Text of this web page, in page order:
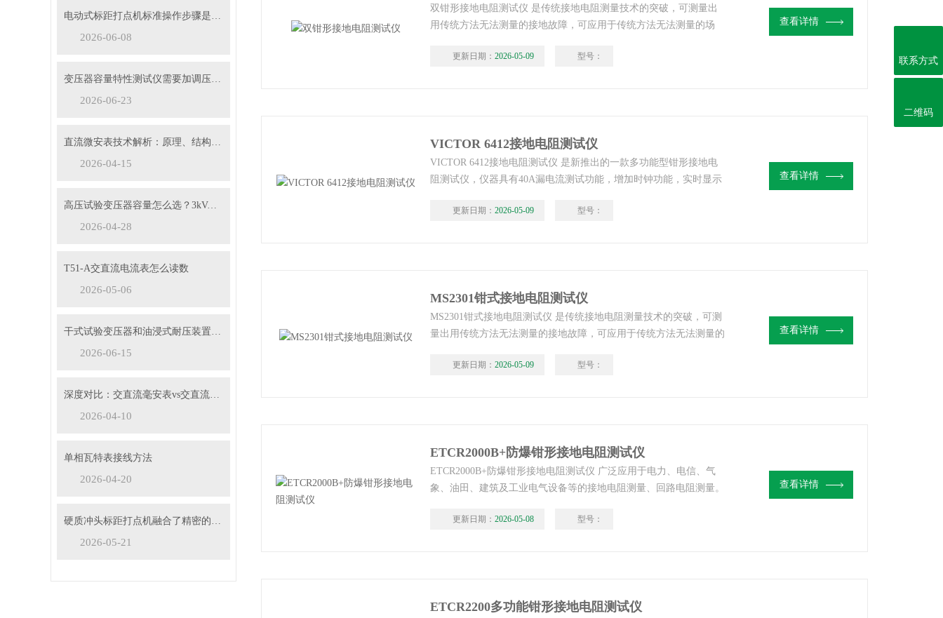
电动式标距打点机标准操作步骤是什么？5mm/10mm 标距怎么切换？
2026-06-08
变压器容量特性测试仪需要加调压器吗？
2026-06-23
直流微安表技术解析：原理、结构与应用要点
2026-04-15
高压试验变压器容量怎么选？3kVA、5kVA、10kVA够用吗
2026-04-28
T51-A交直流电流表怎么读数
2026-05-06
干式试验变压器和油浸式耐压装置有什么区别？
2026-06-15
深度对比：交直流毫安表vs交直流安培表vs交直流伏特表
2026-04-10
单相瓦特表接线方法
2026-04-20
硬质冲头标距打点机融合了精密的机械传动与弹性冲击技术
2026-05-21
双钳形接地电阻测试仪 是传统接地电阻测量技术的突破，可测量出
用传统方法无法测量的接地故障，可应用于传统方法无法测量的场
合值。更新日期： 2026-05-09 型号：
查看详情
VICTOR 6412接地电阻测试仪
VICTOR 6412接地电阻测试仪 是新推出的一款多功能型钳形接地电
阻测试仪，仪器具有40A漏电流测试功能，增加时钟功能，实时显示
更新日期： 2026-05-09 型号：
查看详情
MS2301钳式接地电阻测试仪
MS2301钳式接地电阻测试仪 是传统接地电阻测量技术的突破，可测
量出用传统方法无法测量的接地故障，可应用于传统方法无法测量的
综合值。更新日期： 2026-05-09 型号：
查看详情
ETCR2000B+防爆钳形接地电阻测试仪
ETCR2000B+防爆钳形接地电阻测试仪 广泛应用于电力、电信、气
象、油田、建筑及工业电气设备等的接地电阻测量、回路电阻测量。
安全快速。
更新日期： 2026-05-08 型号：
查看详情
ETCR2200多功能钳形接地电阻测试仪
联系方式
二维码